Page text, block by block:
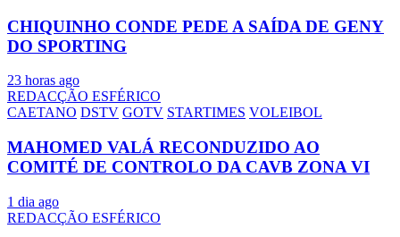
CHIQUINHO CONDE PEDE A SAÍDA DE GENY
DO SPORTING
23 horas ago
REDACÇÃO ESFÉRICO
CAETANO DSTV GOTV STARTIMES VOLEIBOL
MAHOMED VALÁ RECONDUZIDO AO
COMITÉ DE CONTROLO DA CAVB ZONA VI
1 dia ago
REDACÇÃO ESFÉRICO